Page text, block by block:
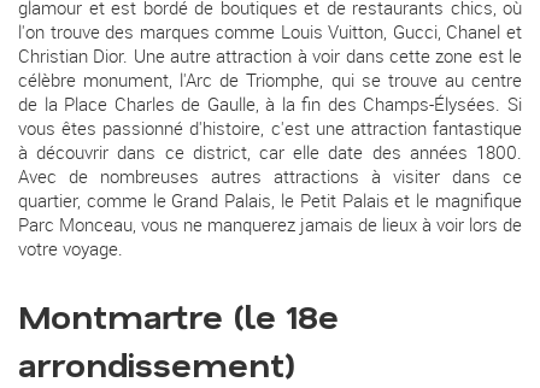
glamour et est bordé de boutiques et de restaurants chics, où
l'on trouve des marques comme Louis Vuitton, Gucci, Chanel et
Christian Dior. Une autre attraction à voir dans cette zone est le
célèbre monument, l'Arc de Triomphe, qui se trouve au centre
de la Place Charles de Gaulle, à la fin des Champs-Élysées. Si
vous êtes passionné d'histoire, c'est une attraction fantastique
à découvrir dans ce district, car elle date des années 1800.
Avec de nombreuses autres attractions à visiter dans ce
quartier, comme le Grand Palais, le Petit Palais et le magnifique
Parc Monceau, vous ne manquerez jamais de lieux à voir lors de
votre voyage.
Montmartre (le 18e
arrondissement)